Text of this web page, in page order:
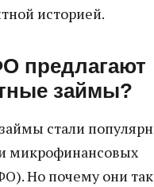
историей.
предлагают
займы?
стали
микрофинансовых
Но почему они